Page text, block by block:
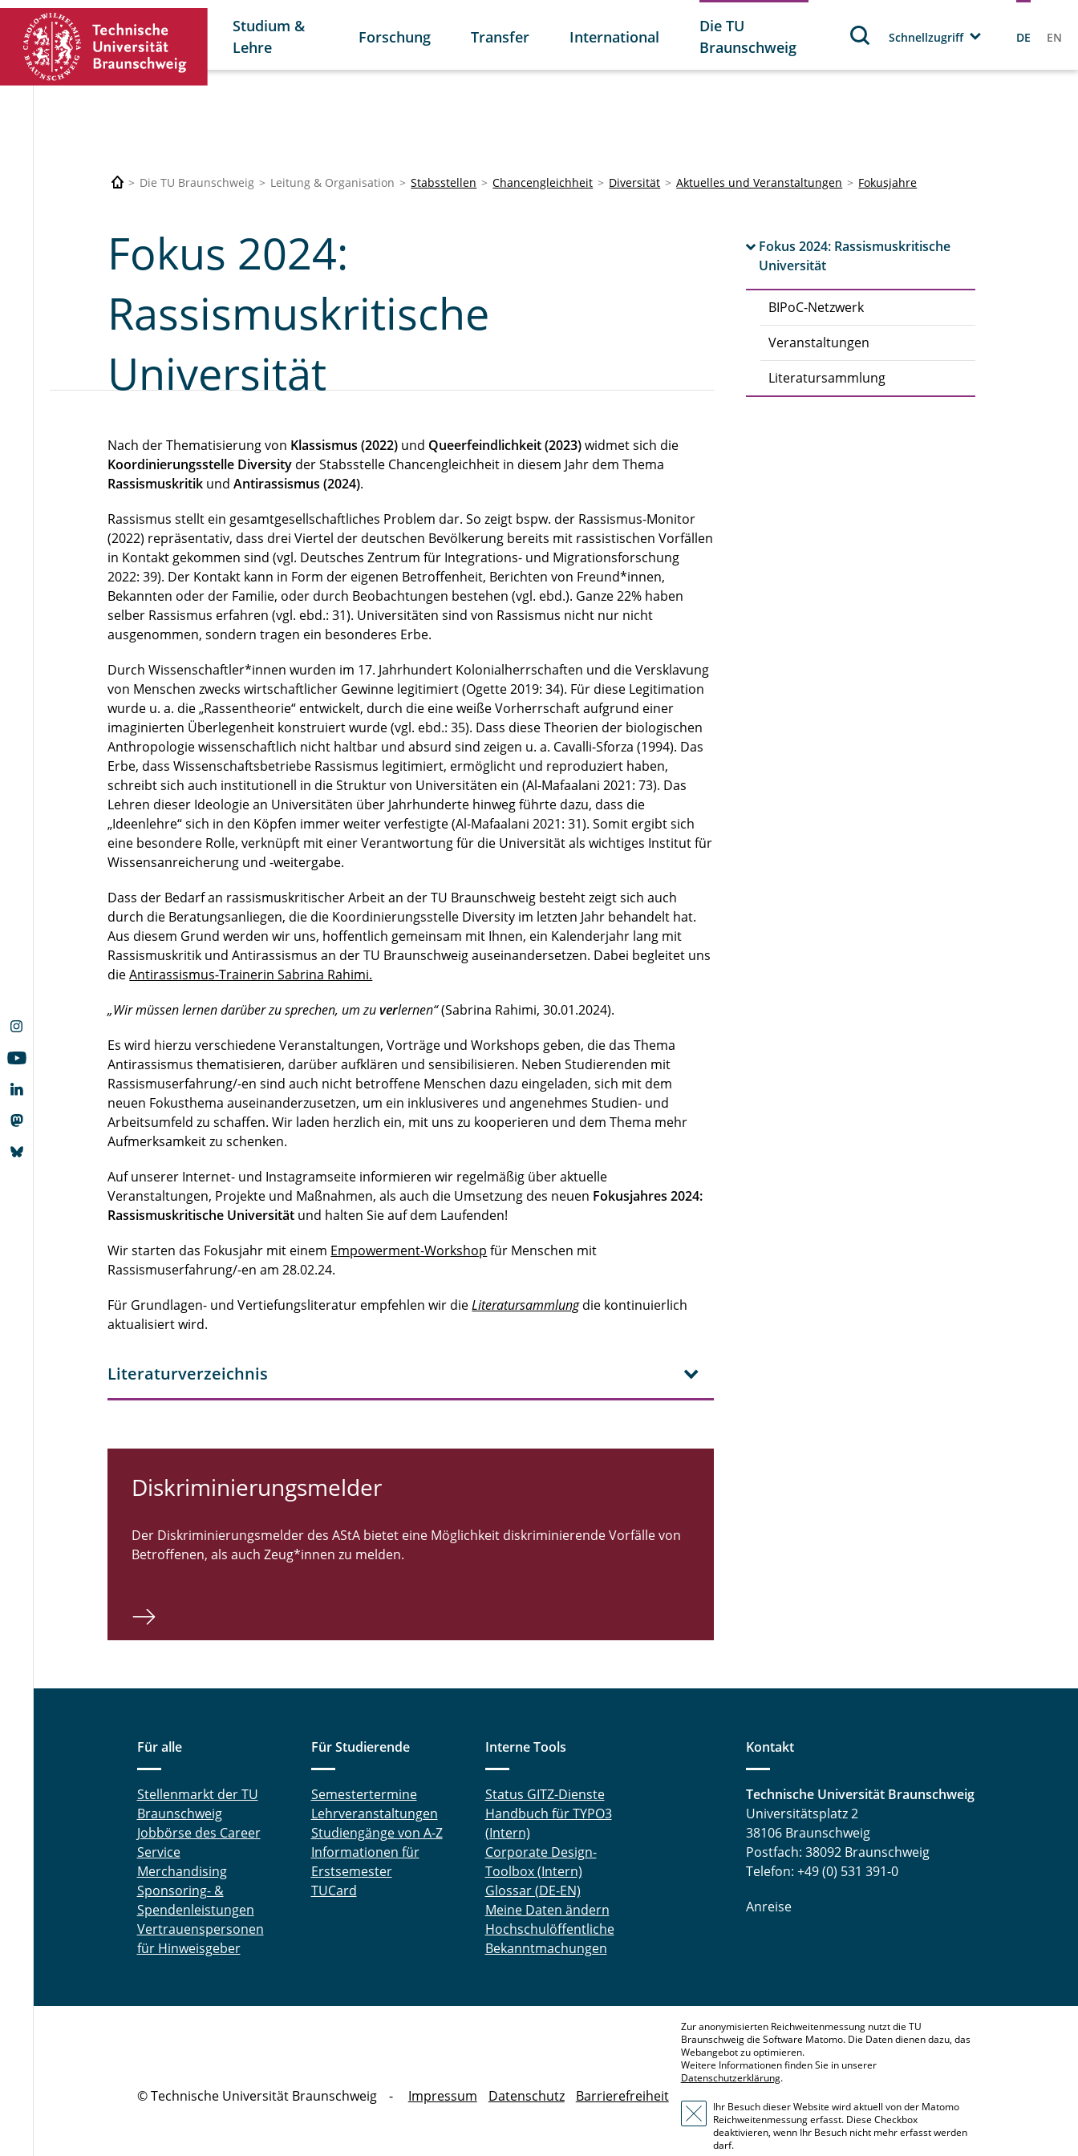
Studium &
Lehre
Forschung Transfer International
Die TU
Braunschweig
Schnellzugriff DE EN
Die TU Braunschweig Leitung & Organisation Stabsstellen Chancengleichheit Diversität Aktuelles und Veranstaltungen Fokusjahre
Fokus 2024: Rassismuskritische
Universität
BIPoC-Netzwerk
Veranstaltungen
Literatursammlung
Fokus 2024:
Rassismuskritische
Universität
Nach der Thematisierung von Klassismus (2022) und Queerfeindlichkeit (2023)widmet sich die
Koordinierungsstelle Diversity der Stabsstelle Chancengleichheit in diesem Jahr dem Thema
Rassismuskritik und Antirassismus (2024).
Rassismus stellt ein gesamtgesellschaftliches Problem dar. So zeigt bspw. der Rassismus-Monitor
(2022) repräsentativ, dass drei Viertel der deutschen Bevölkerung bereits mit rassistischen Vorfällen
in Kontakt gekommen sind (vgl. Deutsches Zentrum für Integrations- und Migrationsforschung
2022: 39). Der Kontakt kann in Form der eigenen Betroffenheit, Berichten von Freund*innen,
Bekannten oder der Familie, oder durch Beobachtungen bestehen (vgl. ebd.). Ganze 22% haben
selber Rassismus erfahren (vgl. ebd.: 31). Universitäten sind von Rassismus nicht nur nicht
ausgenommen, sondern tragen ein besonderes Erbe.
Durch Wissenschaftler*innen wurden im 17. Jahrhundert Kolonialherrschaften und die Versklavung
von Menschen zwecks wirtschaftlicher Gewinne legitimiert (Ogette 2019: 34). Für diese Legitimation
wurde u. a. die „Rassentheorie“ entwickelt, durch die eine weiße Vorherrschaft aufgrund einer
imaginierten Überlegenheit konstruiert wurde (vgl. ebd.: 35). Dass diese Theorien der biologischen
Anthropologie wissenschaftlich nicht haltbar und absurd sind zeigen u. a. Cavalli-Sforza (1994). Das
Erbe, dass Wissenschaftsbetriebe Rassismus legitimiert, ermöglicht und reproduziert haben,
schreibt sich auch institutionell in die Struktur von Universitäten ein (Al-Mafaalani 2021: 73). Das
Lehren dieser Ideologie an Universitäten über Jahrhunderte hinweg führte dazu, dass die
„Ideenlehre“ sich in den Köpfen immer weiter verfestigte (Al-Mafaalani 2021: 31). Somit ergibt sich
eine besondere Rolle, verknüpft mit einer Verantwortung für die Universität als wichtiges Institut für
Wissensanreicherung und -weitergabe.
Dass der Bedarf an rassismuskritischer Arbeit an der TU Braunschweig besteht zeigt sich auch
durch die Beratungsanliegen, die die Koordinierungsstelle Diversity im letzten Jahr behandelt hat.
Aus diesem Grund werden wir uns, hoffentlich gemeinsam mit Ihnen, ein Kalenderjahr lang mit
Rassismuskritik und Antirassismus an der TU Braunschweig auseinandersetzen. Dabei begleitet uns
dieAntirassismus-Trainerin Sabrina Rahimi.
„Wir müssen lernen darüber zu sprechen, um zuverlernen“(Sabrina Rahimi, 30.01.2024).
Es wird hierzu verschiedene Veranstaltungen, Vorträge und Workshops geben, die das Thema
Antirassismus thematisieren, darüber aufklären und sensibilisieren. Neben Studierenden mit
Rassismuserfahrung/-en sind auch nicht betroffene Menschen dazu eingeladen, sich mit dem
neuen Fokusthema auseinanderzusetzen, um ein inklusiveres und angenehmes Studien- und
Arbeitsumfeld zu schaffen. Wir laden herzlich ein, mit uns zu kooperieren und dem Thema mehr
Aufmerksamkeit zu schenken.
Auf unserer Internet- und Instagramseite informieren wir regelmäßig über aktuelle
Veranstaltungen, Projekte und Maßnahmen, als auch die Umsetzung des neuen Fokusjahres 2024:
Rassismuskritische Universität und halten Sie auf dem Laufenden!
Wir starten das Fokusjahr mit einem Empowerment-Workshop für Menschen mit
Rassismuserfahrung/-en am 28.02.24.
Für Grundlagen- und Vertiefungsliteratur empfehlen wir dieLiteratursammlungdie kontinuierlich
aktualisiert wird.
Literaturverzeichnis
Diskriminierungsmelder
Der Diskriminierungsmelder des AStA bietet eine Möglichkeit diskriminierende Vorfälle von
Betroffenen, als auch Zeug*innen zu melden.
Für alle
Stellenmarkt der TU
Braunschweig
Jobbörse des Career
Service
Merchandising
Sponsoring- &
Spendenleistungen
Vertrauenspersonen
für Hinweisgeber
Für Studierende
Semestertermine
Lehrveranstaltungen
Studiengänge von A-Z
Informationen für
Erstsemester
TUCard
Interne Tools
Status GITZ-Dienste
Handbuch für TYPO3
(Intern)
Corporate Design-
Toolbox (Intern)
Glossar (DE-EN)
Meine Daten ändern
Hochschulöffentliche
Bekanntmachungen
Kontakt
Technische Universität Braunschweig
Universitätsplatz 2
38106 Braunschweig
Postfach: 38092 Braunschweig
Telefon: +49 (0) 531 391-0
Anreise
© Technische Universität Braunschweig Impressum Datenschutz Barrierefreiheit
Zur anonymisierten Reichweitenmessung nutzt die TU
Braunschweig die Software Matomo. Die Daten dienen dazu, das
Webangebot zu optimieren.
Weitere Informationen finden Sie in unserer
Datenschutzerklärung.
Ihr Besuch dieser Website wird aktuell von der Matomo
Reichweitenmessung erfasst. Diese Checkbox
deaktivieren, wenn Ihr Besuch nicht mehr erfasst werden
darf.